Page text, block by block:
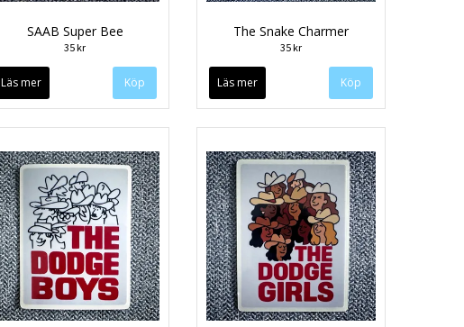
SAAB Super Bee
35 kr
Läs mer
The Snake Charmer
35 kr
Läs mer